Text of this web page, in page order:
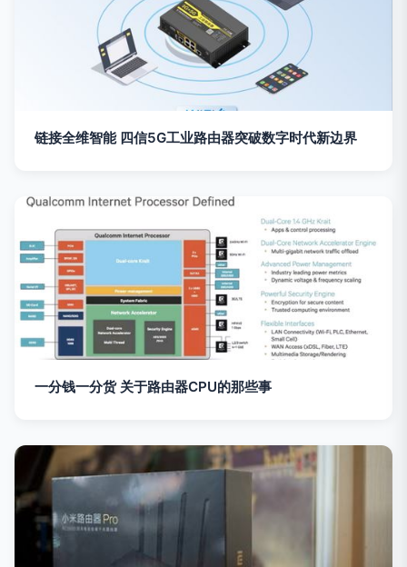
链接全维智能 四信5G工业路由器突破数字时代新边界
一分钱一分货 关于路由器CPU的那些事